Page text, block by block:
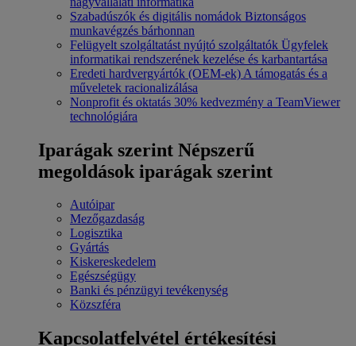
Szabadúszók és digitális nomádok Biztonságos
munkavégzés bárhonnan
Felügyelt szolgáltatást nyújtó szolgáltatók Ügyfelek
informatikai rendszerének kezelése és karbantartása
Eredeti hardvergyártók (OEM-ek) A támogatás és a
műveletek racionalizálása
Nonprofit és oktatás 30% kedvezmény a TeamViewer
technológiára
Iparágak szerint Népszerű
megoldások iparágak szerint
Autóipar
Mezőgazdaság
Logisztika
Gyártás
Kiskereskedelem
Egészségügy
Banki és pénzügyi tevékenység
Közszféra
Kapcsolatfelvétel értékesítési